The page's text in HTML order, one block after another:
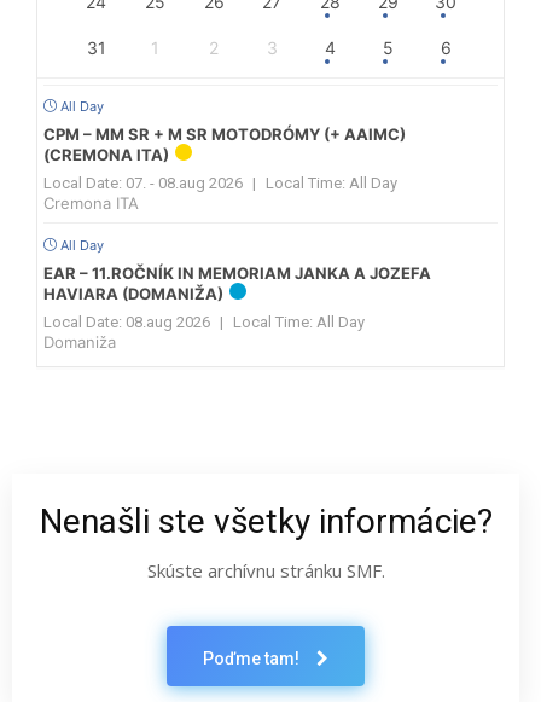
31 1 2 3 4 5 6
All Day
CPM – MM SR + M SR MOTODRÓMY (+ AAIMC)
(CREMONA ITA)
Local Date: 07. - 08.aug 2026 | Local Time: All Day
Cremona ITA
All Day
EAR – 11.ROČNÍK IN MEMORIAM JANKA A JOZEFA
HAVIARA (DOMANIŽA)
Local Date: 08.aug 2026 | Local Time: All Day
Domaniža
Nenašli ste všetky informácie?
Skúste archívnu stránku SMF.
Poďme tam!